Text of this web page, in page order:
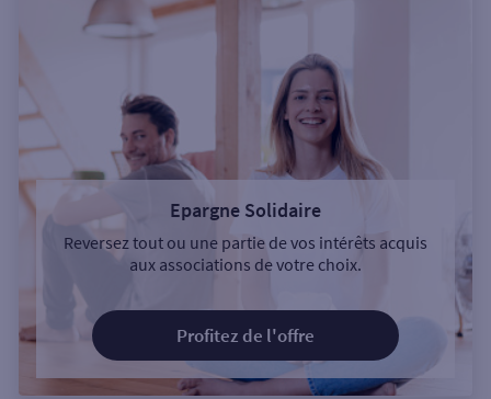
Epargne Solidaire
Reversez tout ou une partie de vos intérêts acquis
aux associations de votre choix.
Profitez de l'offre